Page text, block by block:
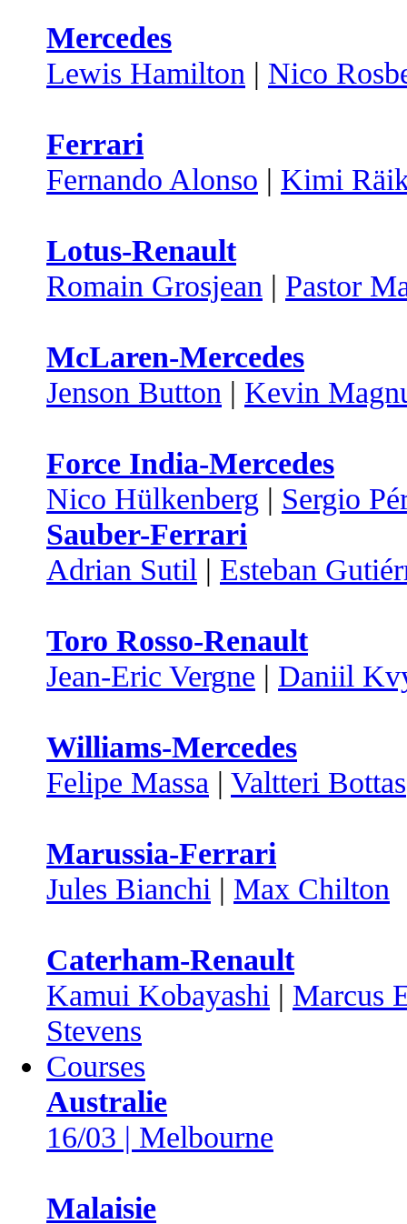
Mercedes
Lewis Hamilton | Nico
Ferrari
Fernando Alonso | Kimi
Lotus-Renault
Romain Grosjean | Pastor
McLaren-Mercedes
Jenson Button | Kevin
Force India-Mercedes
Nico Hülkenberg | Sergio
Sauber-Ferrari
Adrian Sutil | Esteban
Toro Rosso-Renault
Jean-Eric Vergne | Daniil
Williams-Mercedes
Felipe Massa | Valtteri Bottas
Marussia-Ferrari
Jules Bianchi | Max Chilton
Caterham-Renault
Kamui Kobayashi | Marcus
Stevens
Courses
Australie
16/03 | Melbourne
Malaisie